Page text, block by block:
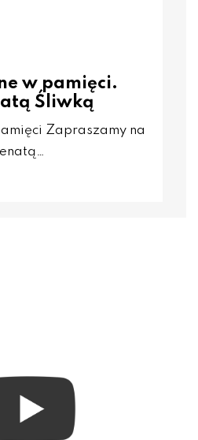
w pamięci.
Śliwką
Zapraszamy na